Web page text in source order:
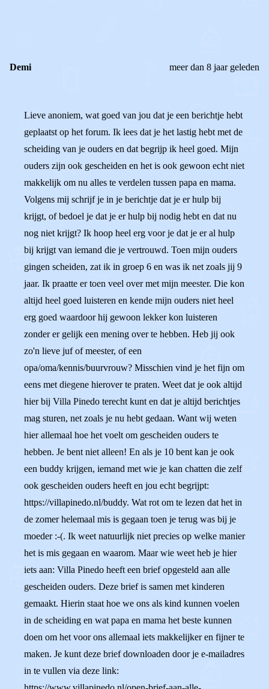
Demi meer dan 8 jaar geleden
Lieve anoniem, wat goed van jou dat je een berichtje hebt
geplaatst op het forum. Ik lees dat je het lastig hebt met de
scheiding van je ouders en dat begrijp ik heel goed. Mijn
ouders zijn ook gescheiden en het is ook gewoon echt niet
makkelijk om nu alles te verdelen tussen papa en mama.
Volgens mij schrijf je in je berichtje dat je er hulp bij
krijgt, of bedoel je dat je er hulp bij nodig hebt en dat nu
nog niet krijgt? Ik hoop heel erg voor je dat je er al hulp
bij krijgt van iemand die je vertrouwd. Toen mijn ouders
gingen scheiden, zat ik in groep 6 en was ik net zoals jij 9
jaar. Ik praatte er toen veel over met mijn meester. Die kon
altijd heel goed luisteren en kende mijn ouders niet heel
erg goed waardoor hij gewoon lekker kon luisteren
zonder er gelijk een mening over te hebben. Heb jij ook
zo'n lieve juf of meester, of een
opa/oma/kennis/buurvrouw? Misschien vind je het fijn om
eens met diegene hierover te praten. Weet dat je ook altijd
hier bij Villa Pinedo terecht kunt en dat je altijd berichtjes
mag sturen, net zoals je nu hebt gedaan. Want wij weten
hier allemaal hoe het voelt om gescheiden ouders te
hebben. Je bent niet alleen! En als je 10 bent kan je ook
een buddy krijgen, iemand met wie je kan chatten die zelf
ook gescheiden ouders heeft en jou echt begrijpt:
https://villapinedo.nl/buddy. Wat rot om te lezen dat het in
de zomer helemaal mis is gegaan toen je terug was bij je
moeder :-(. Ik weet natuurlijk niet precies op welke manier
het is mis gegaan en waarom. Maar wie weet heb je hier
iets aan: Villa Pinedo heeft een brief opgesteld aan alle
gescheiden ouders. Deze brief is samen met kinderen
gemaakt. Hierin staat hoe we ons als kind kunnen voelen
in de scheiding en wat papa en mama het beste kunnen
doen om het voor ons allemaal iets makkelijker en fijner te
maken. Je kunt deze brief downloaden door je e-mailadres
in te vullen via deze link: